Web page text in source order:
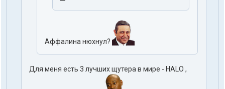
Аффалина нюхнул?
Для меня есть 3 лучших щутера в мире - HALO ,